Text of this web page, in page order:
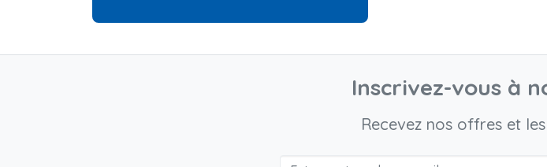
Inscrivez-vous à
Recevez nos offres et